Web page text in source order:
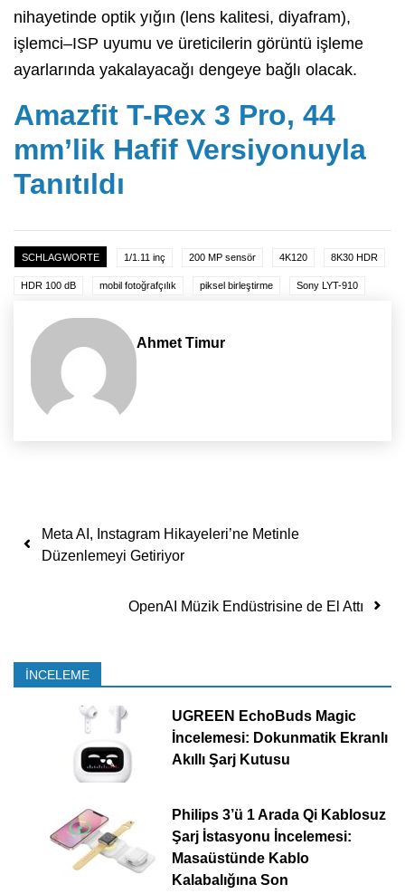
nihayetinde optik yığın (lens kalitesi, diyafram),
işlemci–ISP uyumu ve üreticilerin görüntü işleme
ayarlarında yakalayacağı dengeye bağlı olacak.
Amazfit T-Rex 3 Pro, 44
mm’lik Hafif Versiyonuyla
Tanıtıldı
SCHLAGWORTE 1/1.11 inç 200 MP sensör 4K120 8K30 HDR
HDR 100 dB mobil fotoğrafçılık piksel birleştirme Sony LYT-910
Ahmet Timur
Yazı dolaşımı
Meta AI, Instagram Hikayeleri’ne Metinle
Düzenlemeyi Getiriyor
OpenAI Müzik Endüstrisine de El Attı
İNCELEME
UGREEN EchoBuds Magic
İncelemesi: Dokunmatik Ekranlı
Akıllı Şarj Kutusu
Philips 3’ü 1 Arada Qi Kablosuz
Şarj İstasyonu İncelemesi:
Masaüstünde Kablo
Kalabalığına Son